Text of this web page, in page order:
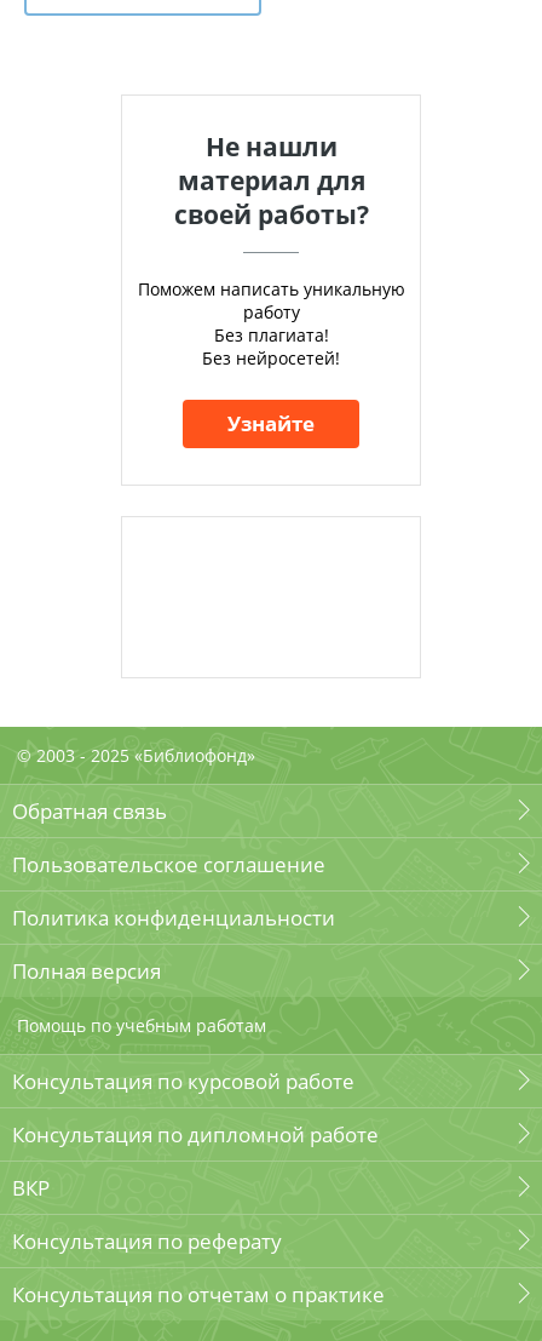
Не нашли
материал для
своей работы?
Поможем написать уникальную
работу
Без плагиата!
Без нейросетей!
Узнайте
© 2003 - 2025 «Библиофонд»
Обратная связь
Пользовательское соглашение
Политика конфиденциальности
Полная версия
Помощь по учебным работам
Консультация по курсовой работе
Консультация по дипломной работе
ВКР
Консультация по реферату
Консультация по отчетам о практике